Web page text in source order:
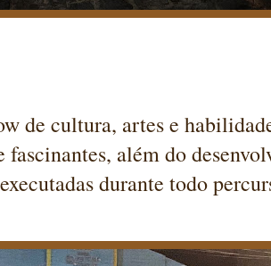
de cultura, artes e
fascinantes, além do
durante todo